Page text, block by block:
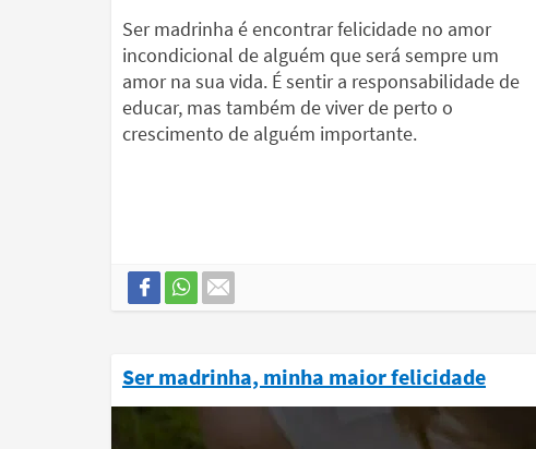
Ser madrinha é encontrar felicidade no amor
incondicional de alguém que será sempre um
amor na sua vida. É sentir a responsabilidade de
educar, mas também de viver de perto o
crescimento de alguém importante.
Ser madrinha, minha maior felicidade